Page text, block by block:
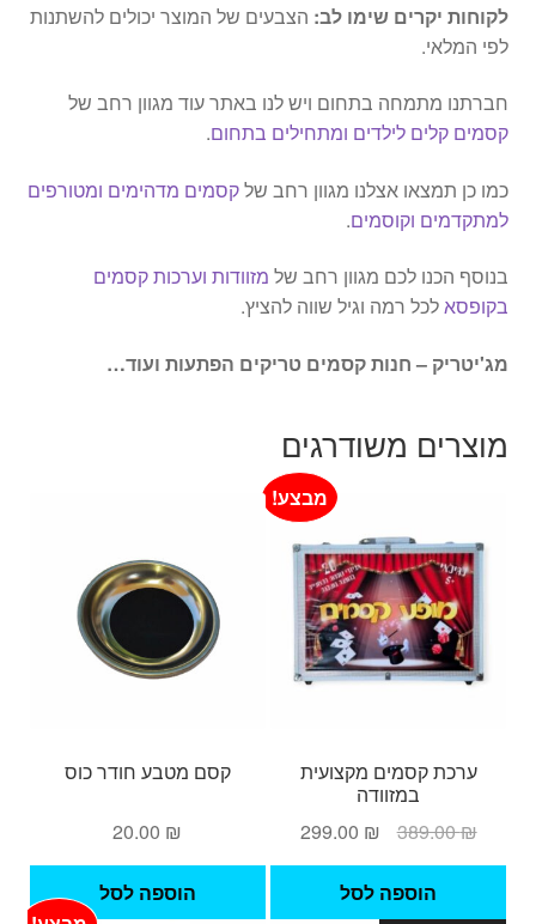
לקוחות יקרים שימו לב: הצבעים של המוצר יכולים להשתנות
לפי המלאי.
חברתנו מתמחה בתחום ויש לנו באתר עוד מגוון רחב של
קסמים קלים לילדים ומתחילים בתחום.
כמו כן תמצאו אצלנו מגוון רחב שלקסמים מדהימים ומטורפים
למתקדמים וקוסמים.
בנוסף הכנו לכם מגוון רחב של מזוודות וערכות קסמים
בקופסאלכל רמה וגיל שווה להציץ.
מג'יטריק – חנות קסמים טריקים הפתעות ועוד…
מוצרים משודרגים
ערכת קסמים מקצועית
במזוודה
מבצע!
389.00₪
המחיר
המקורי
היה:
299.00 ₪
המחיר
הנוכחי
הוספה לסל
קסם מטבע חודר כוס
20.00 ₪
הוספה לסל